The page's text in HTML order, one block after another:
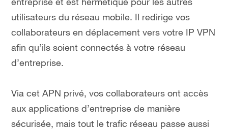
entreprise et est hermétique pour les autres
utilisateurs du réseau mobile. Il redirige vos
collaborateurs en déplacement vers votre IP VPN
afin qu’ils soient connectés à votre réseau
d’entreprise.
Via cet APN privé, vos collaborateurs ont accès
aux applications d’entreprise de manière
sécurisée, mais tout le trafic réseau passe aussi